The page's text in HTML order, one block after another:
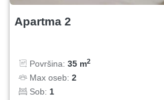
Apartma 2
Površina: 35 m2
Max oseb: 2
Sob: 1